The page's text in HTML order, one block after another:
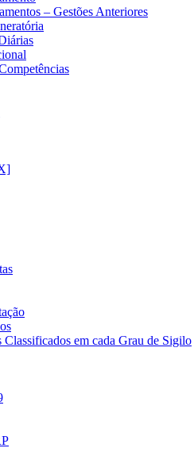
– Gestões Anteriores
em cada Grau de Sigilo